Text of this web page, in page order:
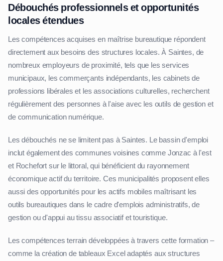
Débouchés professionnels et opportunités
locales étendues
Les compétences acquises en maîtrise bureautique répondent
directement aux besoins des structures locales. À Saintes, de
nombreux employeurs de proximité, tels que les services
municipaux, les commerçants indépendants, les cabinets de
professions libérales et les associations culturelles, recherchent
régulièrement des personnes à l'aise avec les outils de gestion et
de communication numérique.
Les débouchés ne se limitent pas à Saintes. Le bassin d'emploi
inclut également des communes voisines comme Jonzac à l'est
et Rochefort sur le littoral, qui bénéficient du rayonnement
économique actif du territoire. Ces municipalités proposent elles
aussi des opportunités pour les actifs mobiles maîtrisant les
outils bureautiques dans le cadre d'emplois administratifs, de
gestion ou d'appui au tissu associatif et touristique.
Les compétences terrain développées à travers cette formation –
comme la création de tableaux Excel adaptés aux structures